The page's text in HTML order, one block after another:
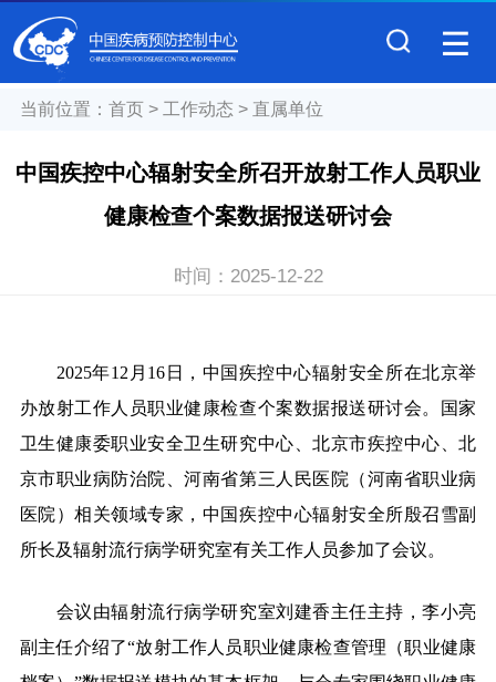
当前位置： 首页> 工作动态 > 直属单位
中国疾控中心辐射安全所召开放射工作人员职业
健康检查个案数据报送研讨会
时间： 2025-12-22
2025年12月16日，中国疾控中心辐射安全所在北京举
办放射工作人员职业健康检查个案数据报送研讨会。国家
卫生健康委职业安全卫生研究中心、北京市疾控中心、北
京市职业病防治院、河南省第三人民医院（河南省职业病
医院）相关领域专家，中国疾控中心辐射安全所殷召雪副
所长及辐射流行病学研究室有关工作人员参加了会议。
会议由辐射流行病学研究室刘建香主任主持，李小亮
副主任介绍了“放射工作人员职业健康检查管理（职业健康